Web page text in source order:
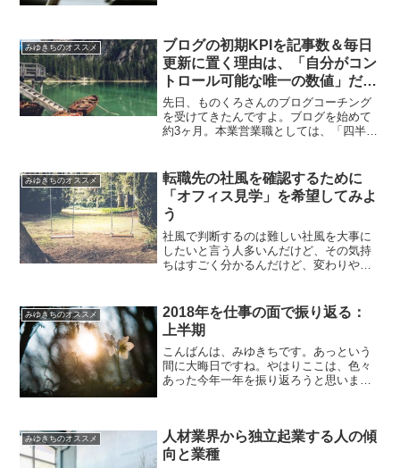
みゆきちのオススメ
ブログの初期KPIを記事数＆毎日
更新に置く理由は、「自分がコン
トロール可能な唯一の数値」だか
ら
先日、ものくろさんのブログコーチング
を受けてきたんですよ。ブログを始めて
約3ヶ月。本業営業職としては、「四半期
行いたい。」と思う時期だったので、個
人コーチングを申し込ん...
みゆきちのオススメ
転職先の社風を確認するために
「オフィス見学」を希望してみよ
う
社風で判断するのは難しい社風を大事に
したいと言う人多いんだけど、その気持
ちはすごく分かるんだけど、変わりやす
在したかどうかやら事業計画でやむなく
ぴりついたりだとか。普通...
みゆきちのオススメ
2018年を仕事の面で振り返る：
上半期
こんばんは、みゆきちです。あっという
間に大晦日ですね。やはりここは、色々
あった今年一年を振り返ろうと思いま
スク管理に出会う4月...
みゆきちのオススメ
人材業界から独立起業する人の傾
向と業種